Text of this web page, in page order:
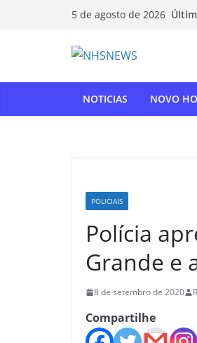
5 de agosto de 2026
NOTICIAS NOVO
POLICIAIS
Polícia
Grande e
8 de setembro de 2020
Compartilhe